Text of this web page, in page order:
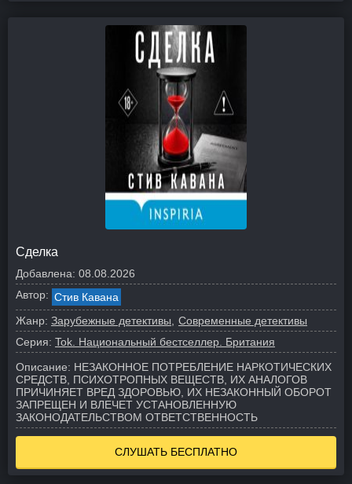
Сделка
Добавлена: 08.08.2026
Автор: Стив Кавана
Жанр: Зарубежные детективы
Современные детективы
Серия: Tok. Национальный бестселлер. Британия
Описание: НЕЗАКОННОЕ ПОТРЕБЛЕНИЕ НАРКОТИЧЕСКИХ
СРЕДСТВ, ПСИХОТРОПНЫХ ВЕЩЕСТВ, ИХ АНАЛОГОВ
ПРИЧИНЯЕТ ВРЕД ЗДОРОВЬЮ, ИХ НЕЗАКОННЫЙ ОБОРОТ
ЗАПРЕЩЕН И ВЛЕЧЕТ УСТАНОВЛЕННУЮ
ЗАКОНОДАТЕЛЬСТВОМ ОТВЕТСТВЕННОСТЬ
СЛУШАТЬ БЕСПЛАТНО